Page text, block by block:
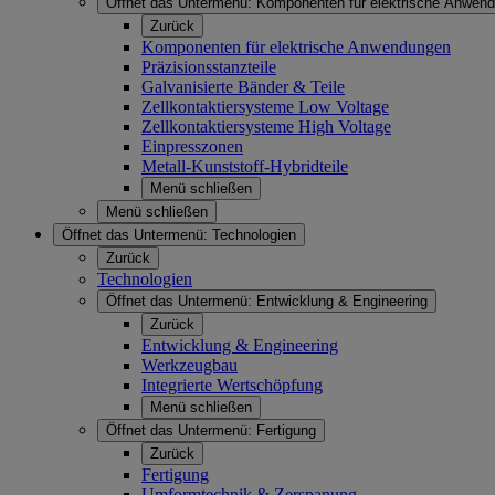
Zurück
Komponenten für elektrische Anwendungen
Präzisionsstanzteile
Galvanisierte Bänder & Teile
Zellkontaktiersysteme Low Voltage
Zellkontaktiersysteme High Voltage
Einpresszonen
Metall-Kunststoff-Hybridteile
Menü schließen
Menü schließen
Öffnet das Untermenü: Technologien
Zurück
Technologien
Öffnet das Untermenü: Entwicklung & Engineering
Zurück
Entwicklung & Engineering
Werkzeugbau
Integrierte Wertschöpfung
Menü schließen
Öffnet das Untermenü: Fertigung
Zurück
Fertigung